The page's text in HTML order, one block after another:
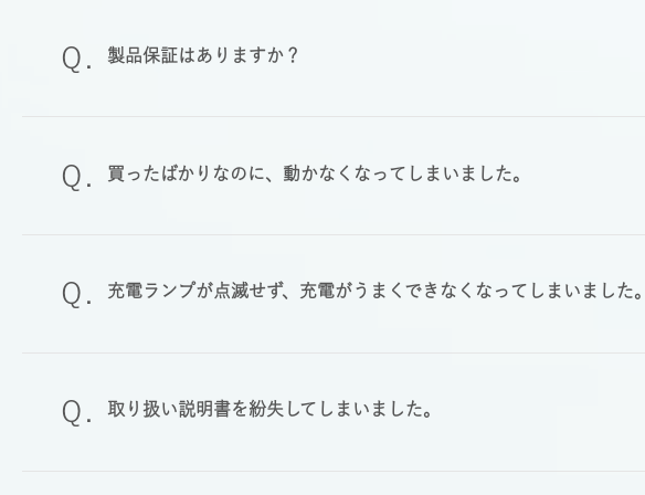
製品保証はありますか？
買ったばかりなのに、動かなくなってしまいました。
充電ランプが点滅せず、充電がうまくできなくなってしまいました。
取り扱い説明書を紛失してしまいました。